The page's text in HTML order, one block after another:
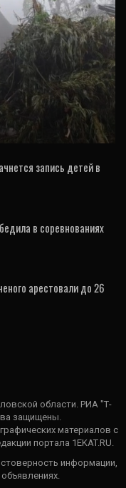
обратились к
запись детей в
в соревнованиях
арестовали до 26
области. РИА "Т-
защищены.
материалов с
портала 1EKAT.RU.
информации,